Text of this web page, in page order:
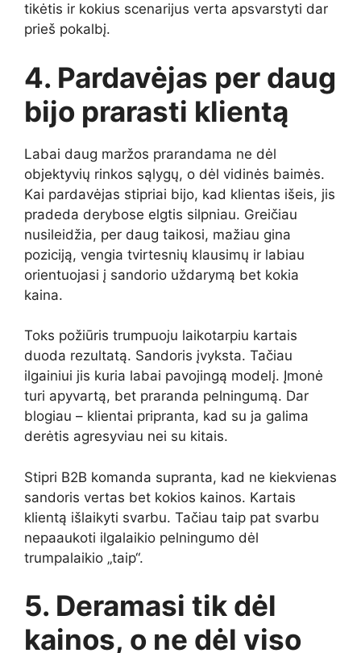
tikėtis ir kokius scenarijus verta apsvarstyti dar
prieš pokalbį.
4. Pardavėjas per daug
bijo prarasti klientą
Labai daug maržos prarandama ne dėl
objektyvių rinkos sąlygų, o dėl vidinės baimės.
Kai pardavėjas stipriai bijo, kad klientas išeis, jis
pradeda derybose elgtis silpniau. Greičiau
nusileidžia, per daug taikosi, mažiau gina
poziciją, vengia tvirtesnių klausimų ir labiau
orientuojasi į sandorio uždarymą bet kokia
kaina.
Toks požiūris trumpuoju laikotarpiu kartais
duoda rezultatą. Sandoris įvyksta. Tačiau
ilgainiui jis kuria labai pavojingą modelį. Įmonė
turi apyvartą, bet praranda pelningumą. Dar
blogiau – klientai pripranta, kad su ja galima
derėtis agresyviau nei su kitais.
Stipri B2B komanda supranta, kad ne kiekvienas
sandoris vertas bet kokios kainos. Kartais
klientą išlaikyti svarbu. Tačiau taip pat svarbu
nepaaukoti ilgalaikio pelningumo dėl
trumpalaikio „taip“.
5. Deramasi tik dėl
kainos, o ne dėl viso